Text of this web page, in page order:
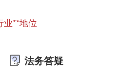
业**地位
法务答疑
婚内财产公证在哪边公证处申请